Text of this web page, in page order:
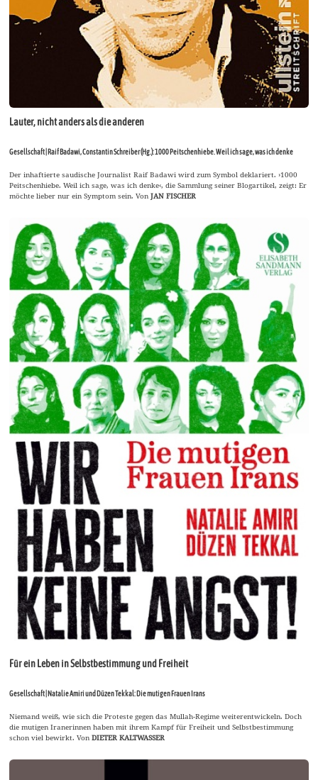
Lauter, nicht anders als die anderen
Gesellschaft | Raif Badawi, Constantin Schreiber (Hg.): 1000 Peitschenhiebe. Weil ich sage, was ich denke
Der inhaftierte saudische Journalist Raif Badawi wird zum Symbol deklariert. ›1000
Peitschenhiebe. Weil ich sage, was ich denke‹, die Sammlung seiner Blogartikel, zeigt: Er
möchte lieber nur ein Symptom sein. VonJAN FISCHER
Für ein Leben in Selbstbestimmung und Freiheit
Gesellschaft | Natalie Amiri und Düzen Tekkal: Die mutigen Frauen Irans
Niemand weiß, wie sich die Proteste gegen das Mullah-Regime weiterentwickeln. Doch
die mutigen Iranerinnen haben mit ihrem Kampf für Freiheit und Selbstbestimmung
schon viel bewirkt. VonDIETER KALTWASSER